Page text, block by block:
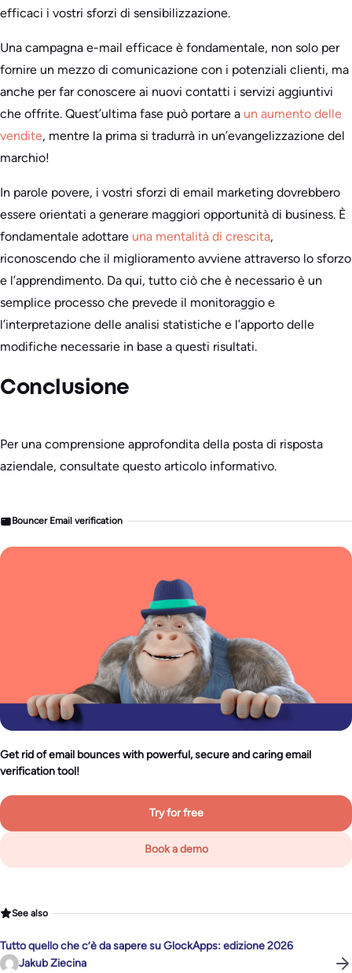
efficaci i vostri sforzi di sensibilizzazione.
Una campagna e-mail efficace è fondamentale, non solo per
fornire un mezzo di comunicazione con i potenziali clienti, ma
anche per far conoscere ai nuovi contatti i servizi aggiuntivi
che offrite. Quest’ultima fase può portare a un aumento delle
vendite, mentre la prima si tradurrà in un’evangelizzazione del
marchio!
In parole povere, i vostri sforzi di email marketing dovrebbero
essere orientati a generare maggiori opportunità di business. È
fondamentale adottare una mentalità di crescita,
riconoscendo che il miglioramento avviene attraverso lo sforzo
e l’apprendimento. Da qui, tutto ciò che è necessario è un
semplice processo che prevede il monitoraggio e
l’interpretazione delle analisi statistiche e l’apporto delle
modifiche necessarie in base a questi risultati.
Conclusione
Per una comprensione approfondita della posta di risposta
aziendale, consultate questo articolo informativo.
Bouncer Email verification
Get rid of email bounces with powerful, secure and caring email
verification tool!
Try for free
Book a demo
See also
Tutto quello che c’è da sapere su GlockApps: edizione 2026
Jakub Ziecina